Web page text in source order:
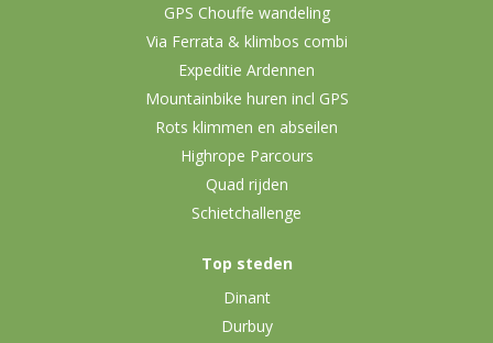
GPS Chouffe wandeling
Via Ferrata & klimbos combi
Expeditie Ardennen
Mountainbike huren incl GPS
Rots klimmen en abseilen
Highrope Parcours
Quad rijden
Schietchallenge
Top steden
Dinant
Durbuy